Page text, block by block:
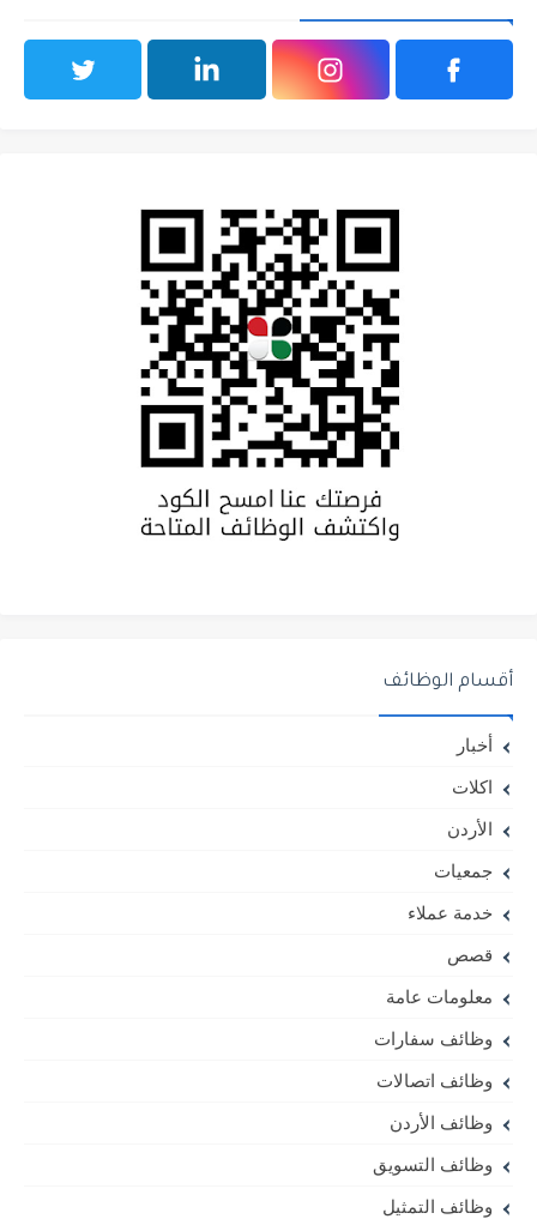
أقسام الوظائف
أخبار
اكلات
الأردن
جمعيات
خدمة عملاء
قصص
معلومات عامة
وظائف سفارات
وظائف اتصالات
وظائف الأردن
وظائف التسويق
وظائف التمثيل